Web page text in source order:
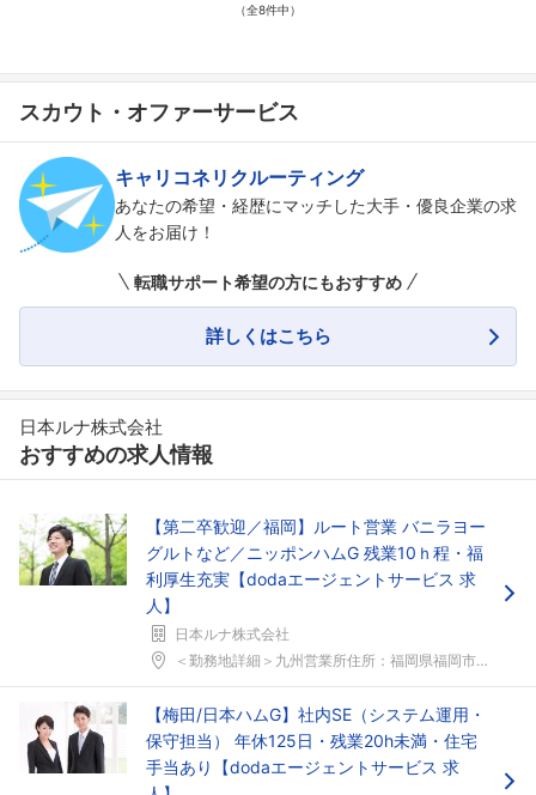
（全8件中）
スカウト・オファーサービス
キャリコネリクルーティング
あなたの希望・経歴にマッチした大手・優良企業の求
人をお届け！
転職サポート希望の方にもおすすめ
詳しくはこちら
日本ルナ株式会社
おすすめの求人情報
【第二卒歓迎／福岡】ルート営業 バニラヨー
グルトなど／ニッポンハムG 残業10ｈ程・福
利厚生充実【dodaエージェントサービス 求
人】
日本ルナ株式会社
＜勤務地詳細＞九州営業所住所：福岡県福岡市東区筥松...
【梅田/日本ハムG】社内SE（システム運用・
保守担当） 年休125日・残業20h未満・住宅
手当あり【dodaエージェントサービス 求